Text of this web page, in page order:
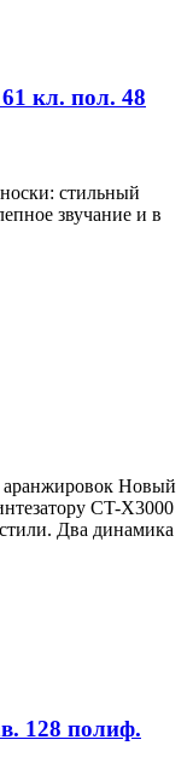
кл. пол. 48
стильный
звучание и в
аранжировок Новый
CT-X3000
Два динамика
128 полиф.